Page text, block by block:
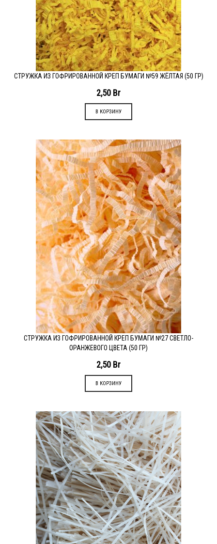
СТРУЖКА ИЗ ГОФРИРОВАННОЙ КРЕП БУМАГИ №59 ЖЁЛТАЯ (50 ГР)
2,50 Br
В КОРЗИНУ
СТРУЖКА ИЗ ГОФРИРОВАННОЙ КРЕП БУМАГИ №27 СВЕТЛО-
ОРАНЖЕВОГО ЦВЕТА (50 ГР)
2,50 Br
В КОРЗИНУ